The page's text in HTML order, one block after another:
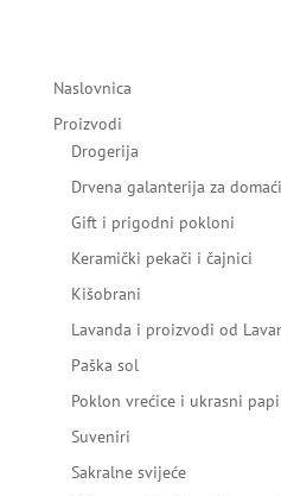
Naslovnica
Proizvodi
Drogerija
Drvena galanterija za
Gift i prigodni pokloni
Keramički pekači i čajnici
Kišobrani
Lavanda i proizvodi od
Paška sol
Poklon vrećice i ukrasni
Suveniri
Sakralne svijeće